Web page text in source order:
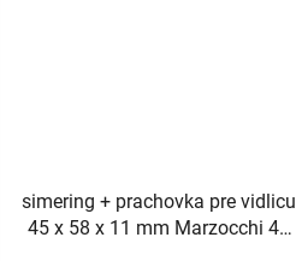
simering + prachovka pre vidlicu
45 x 58 x 11 mm Marzocchi 45